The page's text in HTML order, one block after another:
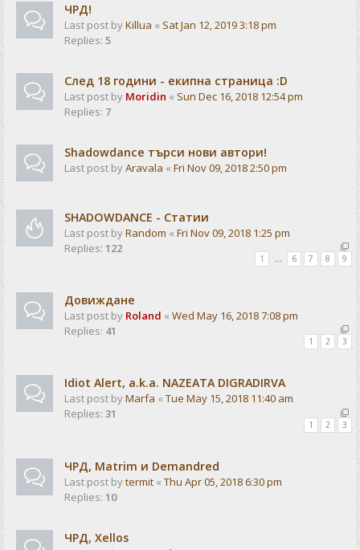
ЧРД!
Last post byKillua « Sat Jan 12, 2019 3:18 pm
Replies: 5
След 18 години - екипна страница :D
Last post by Moridin « Sun Dec 16, 2018 12:54 pm
Replies: 7
Shadowdance търси нови автори!
Last post byAravala « Fri Nov 09, 2018 2:50 pm
SHADOWDANCE - Статии
Last post byRandom « Fri Nov 09, 2018 1:25 pm
Replies: 122
1 … 6 7 8 9
Довиждане
Last post by Roland « Wed May 16, 2018 7:08 pm
Replies: 41
1 2 3
Idiot Alert, a.k.a. NAZEATA DIGRADIRVA
Last post byMarfa « Tue May 15, 2018 11:40 am
Replies: 31
1 2 3
ЧРД, Matrim и Demandred
Last post bytermit « Thu Apr 05, 2018 6:30 pm
Replies: 10
ЧРД, Xellos